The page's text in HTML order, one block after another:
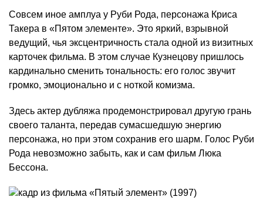
Совсем иное амплуа у Руби Рода, персонажа Криса
Такера в «Пятом элементе». Это яркий, взрывной
ведущий, чья эксцентричность стала одной из визитных
карточек фильма. В этом случае Кузнецову пришлось
кардинально сменить тональность: его голос звучит
громко, эмоционально и с ноткой комизма.
Здесь актер дубляжа продемонстрировал другую грань
своего таланта, передав сумасшедшую энергию
персонажа, но при этом сохранив его шарм. Голос Руби
Рода невозможно забыть, как и сам фильм Люка
Бессона.